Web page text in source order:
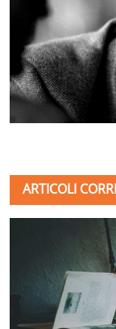
ARTICOLI